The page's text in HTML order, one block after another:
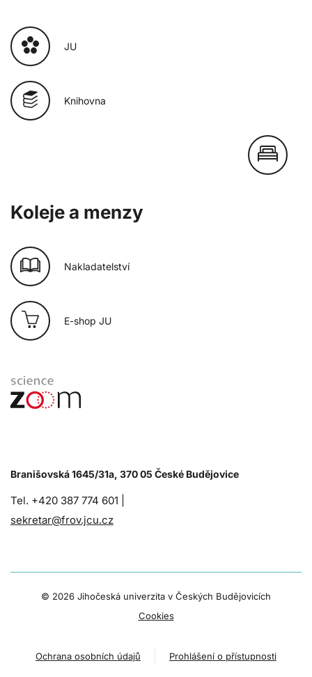
JU
Knihovna
Koleje a menzy
Nakladatelství
E-shop JU
Branišovská 1645/31a, 370 05 České Budějovice
Tel. +420 387 774 601 |
sekretar@frov.jcu.cz
© 2026 Jihočeská univerzita v Českých Budějovicích
Cookies
Ochrana osobních údajů Prohlášení o přístupnosti